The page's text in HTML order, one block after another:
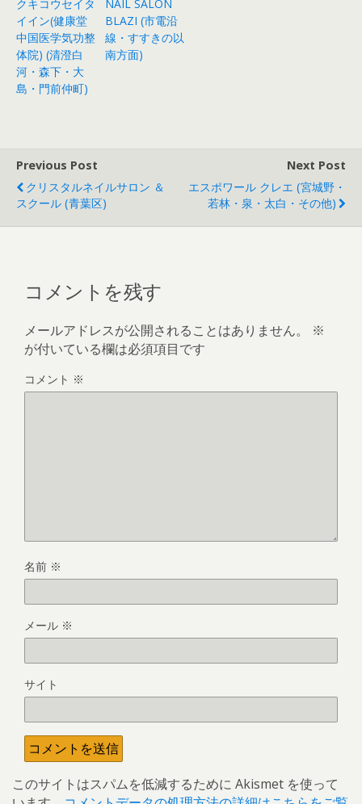
クキコウセイタ
イイン(健康堂
中国医学気功整
体院) (清澄白
河・森下・大
島・門前仲町)
NAIL SALON
BLAZI (市電沿
線・すすきの以
南方面)
Previous Post
クリスタルネイルサロン ＆
スクール (青葉区)
Next Post
エスポワール クレエ (宮城野・
若林・泉・太白・その他)
コメントを残す
メールアドレスが公開されることはありません。
※
が付いている欄は必須項目です
コメント ※
名前 ※
メール ※
サイト
このサイトはスパムを低減するために Akismet を使って